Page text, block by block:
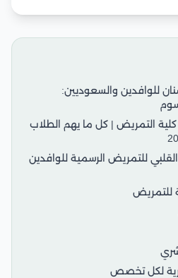
للوافدين والسعوديين:
كلية التمريض | كل ما يهم الطلاب
للتمريض الرسمية للوافدين
للتمريض
لكل تخصص